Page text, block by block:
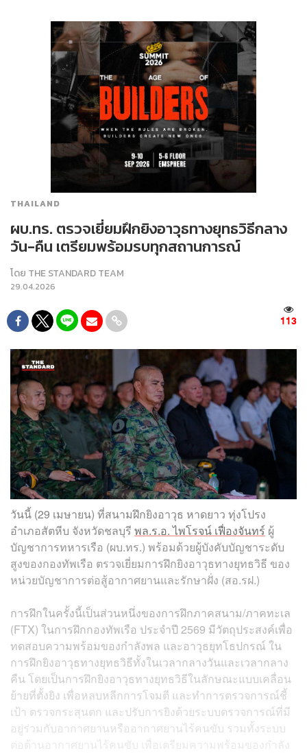
THAILAND
ผบ.ทร. ตรวจเยี่ยมฝึกยิงอาวุธทางยุทธวิธีกลาง
วัน-คืน เตรียมพร้อมรบทุกสถานการณ์
โดย THE STANDARD TEAM
29.04.2026
113
วันนี้ (29 เมษายน) ที่สนามฝึกยิงอาวุธ หาดยาว ทุ่งโปรง
อำเภอสัตหีบ จังหวัดชลบุรี พล.ร.อ. ไพโรจน์ เฟื่องจันทร์ ผู้
บัญชาการทหารเรือ (ผบ.ทร.) พร้อมด้วยผู้บังคับบัญชาระดับ
สูงของกองทัพเรือ ตรวจเยี่ยมการฝึกยิงอาวุธทางยุทธวิธี ของ
หน่วยบัญชาการต่อสู้อากาศยานและรักษาฝั่ง (สอ.รฝ.)
การฝึกในครั้งนี้เป็นส่วนหนึ่งของการฝึกภาคสนาม/ภาคทะเล
(FTX) ในการฝึกกองทัพเรือ ประจำปี 2569 มีวัตถุประสงค์เพื่อ
ทดสอบความพร้อมของกำลังพล และอาวุธยุทโธปกรณ์ ใน
การฝึกยิงอาวุธทางยุทธวิธีทั้งในเวลากลางวันและเวลากลาง
คืน โดยเป็นการฝึกยิงอาวุธทางยุทธวิธีในลักษณะแบบเคลื่อน
ย้ายที่ตั้งยิง เพื่อหลบหลีกการโจมตี และทำการตรวจการณ์ชี้
เป้า ตรวจกระสุนตก และปรับการยิงด้วยระบบตรวจการณ์ที่มี
อยู่ร่วมกับอากาศยานหรืออากาศยานไร้คนขับ รวมทั้งระบบ
ต่อต้านอากาศยานไร้คนขับ เพื่อเตรียมความพร้อมของกำลัง